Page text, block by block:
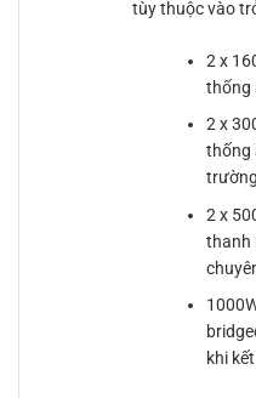
tùy thuộc vào
2 x
thống
2 x
thống
2 x
thanh
khi